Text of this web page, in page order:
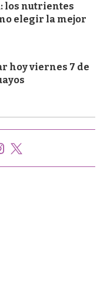
los nutrientes
elegir la mejor
hoy viernes 7 de